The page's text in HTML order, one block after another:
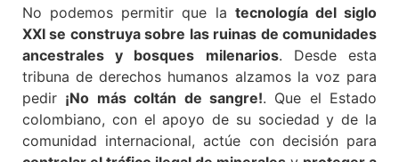
No podemos permitir que la tecnología del siglo
XXI se construya sobre las ruinas de comunidades
ancestrales y bosques milenarios. Desde esta
tribuna de derechos humanos alzamos la voz para
pedir ¡No más coltán de sangre!. Que el Estado
colombiano, con el apoyo de su sociedad y de la
comunidad internacional, actúe con decisión para